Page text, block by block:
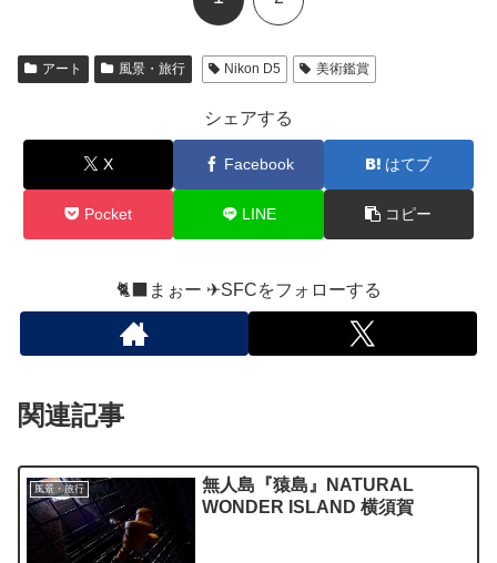
アート 風景・旅行 Nikon D5 美術鑑賞
シェアする
X Facebook はてブ
Pocket LINE コピー
🐈‍⬛まぉー ✈︎SFCをフォローする
関連記事
風景・旅行
無人島『猿島』NATURAL
WONDER ISLAND 横須賀